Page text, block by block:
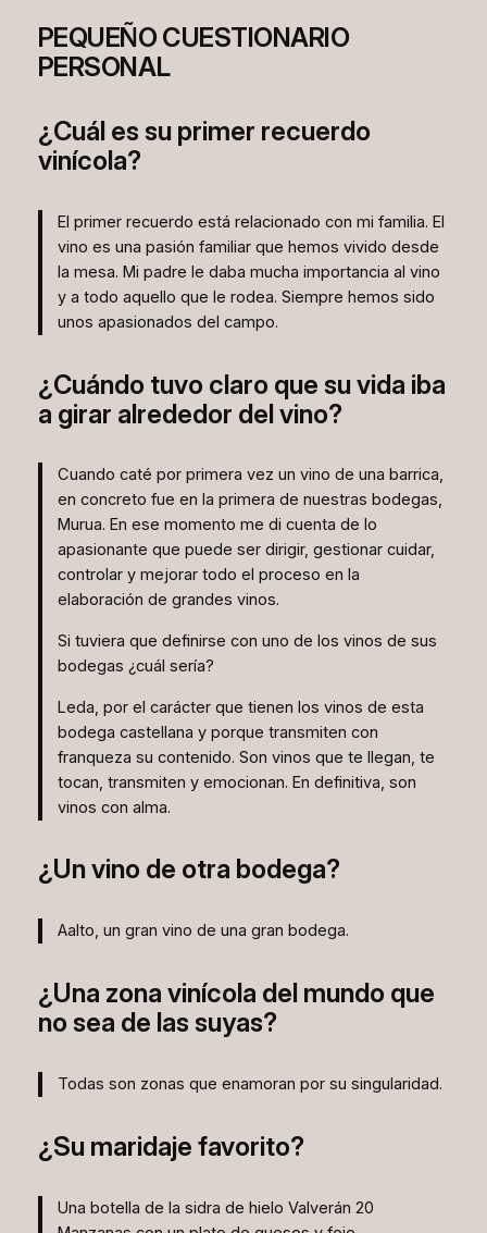
PEQUEÑO CUESTIONARIO
PERSONAL
¿Cuál es su primer recuerdo
vinícola?
El primer recuerdo está relacionado con mi familia. El
vino es una pasión familiar que hemos vivido desde
la mesa. Mi padre le daba mucha importancia al vino
y a todo aquello que le rodea. Siempre hemos sido
unos apasionados del campo.
¿Cuándo tuvo claro que su vida iba
a girar alrededor del vino?
Cuando caté por primera vez un vino de una barrica,
en concreto fue en la primera de nuestras bodegas,
Murua. En ese momento me di cuenta de lo
apasionante que puede ser dirigir, gestionar cuidar,
controlar y mejorar todo el proceso en la
elaboración de grandes vinos.
Si tuviera que definirse con uno de los vinos de sus
bodegas ¿cuál sería?
Leda, por el carácter que tienen los vinos de esta
bodega castellana y porque transmiten con
franqueza su contenido. Son vinos que te llegan, te
tocan, transmiten y emocionan. En definitiva, son
vinos con alma.
¿Un vino de otra bodega?
Aalto, un gran vino de una gran bodega.
¿Una zona vinícola del mundo que
no sea de las suyas?
Todas son zonas que enamoran por su singularidad.
¿Su maridaje favorito?
Una botella de la sidra de hielo Valverán 20